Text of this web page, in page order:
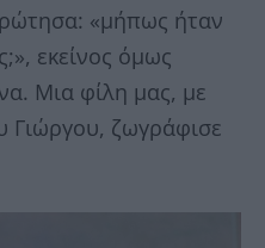
«μήπως ήταν
εκείνος όμως
Μια φίλη μας, με
Γιώργου, ζωγράφισε